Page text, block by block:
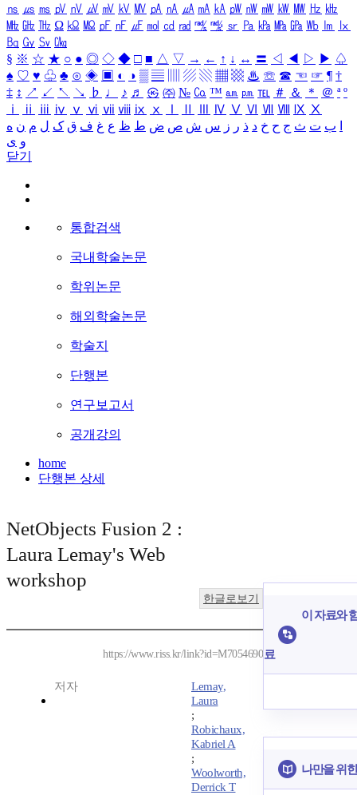
㎱ ㎲ ㎳ ㎴ ㎵ ㎶ ㎷ ㎸ ㎹ ㎀ ㎁ ㎂ ㎃ ㎄ ㎺ ㎻ ㎽ ㎾ ㎿ ㎐ ㎑
㎒ ㎓ ㎔ Ω ㏀ ㏁ ㎊ ㎋ ㎌ ㏖ ㏅ ㎭ ㎮ ㎯ ㏛ ㎩ ㎪ ㎫ ㎬ ㏝ ㏐
㏓
㏃ ㏉ ㏜ ㏆
§ ※ ☆ ★ ○ ● ◎ ◇ ◆ □ ■ △ ▽ → ← ↑ ↓ ↔ 〓 ◁ ◀ ▷ ▶ ♤
♠ ♡ ♥ ♧ ♣ ⊙ ◈ ▣ ◐ ◑ ▒ ▤ ▨ ▧ ▦ ▩ ♨ ☏ ☎ ☜ ☞ ¶ †
‡ ↕ ↗ ↙ ↖ ↘ ♭ ♩ ♪ ♬ ㉿ ㈜ № ㏇ ™ ㏂ ㏘ ℡ ＃ ＆ ＊ ＠ ª º
ⅰ
ⅱ ⅲ ⅳ ⅴ ⅵ ⅶ ⅷ ⅸ ⅹ Ⅳ Ⅴ Ⅵ Ⅶ Ⅷ Ⅸ Ⅹ
ب ت ث ج ح خ د ذ ر ز س ش ص ض ط ظ ع غ ف ق ک ل م ن ه
و ی
닫기
통합검색
국내학술논문
학위논문
해외학술논문
학술지
단행본
연구보고서
공개강의
home
단행본 상세
NetObjects Fusion 2 :
Laura Lemay's Web
workshop
한글로보기
https://www.riss.kr/link?id=M7054690
저자
Lemay,
Laura
;
Robichaux,
Kabriel A
;
Woolworth,
Derrick T
이 자료와
료
나만을 위